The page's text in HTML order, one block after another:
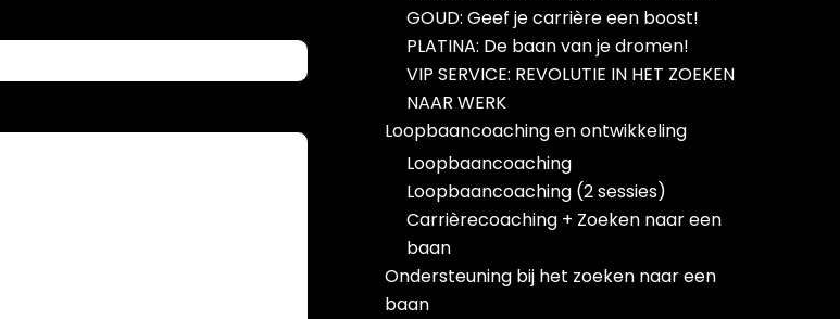
GOUD: Geef je carrière een boost!
PLATINA: De baan van je dromen!
VIP SERVICE: REVOLUTIE IN HET ZOEKEN
NAAR WERK
Loopbaancoaching en ontwikkeling
Loopbaancoaching
Loopbaancoaching (2 sessies)
Carrièrecoaching + Zoeken naar een
baan
Ondersteuning bij het zoeken naar een
baan